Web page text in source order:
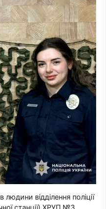
відділення поліції
станції) ХРУП №3